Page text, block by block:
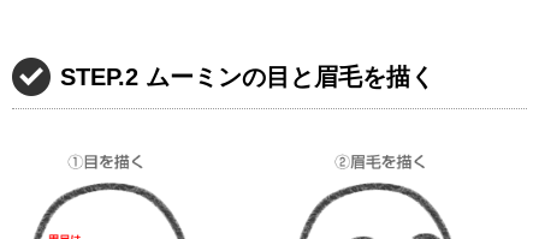
STEP.2 ムーミンの目と眉毛を描く